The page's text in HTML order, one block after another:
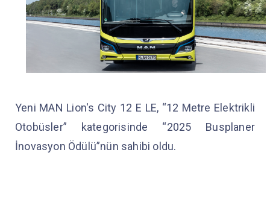
Yeni MAN Lion's City 12 E LE, “12 Metre Elektrikli
Otobüsler” kategorisinde “2025 Busplaner
İnovasyon Ödülü”nün sahibi oldu.